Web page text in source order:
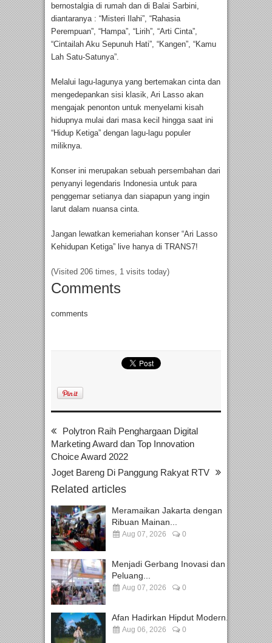
bernostalgia di rumah dan di Balai Sarbini,
diantaranya : “Misteri Ilahi”, “Rahasia
Perempuan”, “Hampa”, “Lirih”, “Arti Cinta”,
“Cintailah Aku Sepunuh Hati”, “Kangen”, “Kamu
Lah Satu-Satunya”.
Melalui lagu-lagunya yang bertemakan cinta dan
mengedepankan sisi klasik, Ari Lasso akan
mengajak penonton untuk menyelami kisah
hidupnya mulai dari masa kecil hingga saat ini
“Hidup Ketiga” dengan lagu-lagu populer
miliknya.
Konser ini merupakan sebuah persembahan dari
penyanyi legendaris Indonesia untuk para
penggemar setianya dan siapapun yang ingin
larut dalam nuansa cinta.
Jangan lewatkan kemeriahan konser “Ari Lasso
Kehidupan Ketiga” live hanya di TRANS7!
(Visited 206 times, 1 visits today)
Comments
comments
Polytron Raih Penghargaan Digital
Marketing Award dan Top Innovation
Choice Award 2022
Joget Bareng Di Panggung Rakyat RTV
Related articles
Meramaikan Jakarta dengan
Ribuan Mainan...
Aug 07, 2026 0
Menjadi Gerbang Inovasi dan
Peluang...
Aug 07, 2026 0
Afan Hadirkan Hipdut Modern...
Aug 06, 2026 0